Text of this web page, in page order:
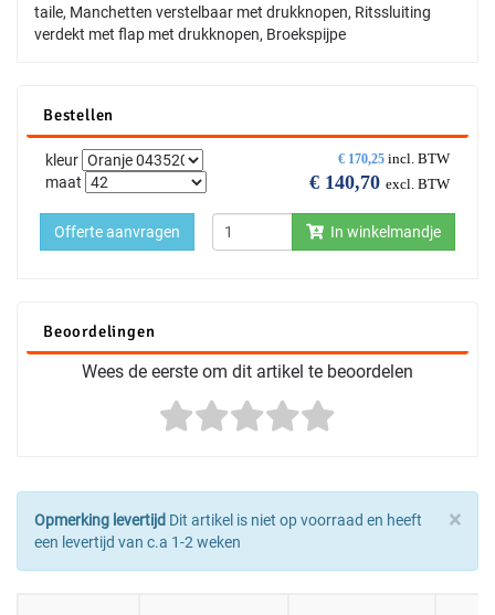
taile, Manchetten verstelbaar met drukknopen, Ritssluiting
verdekt met flap met drukknopen, Broekspijpe
Bestellen
€ 170,25 incl. BTW
€ 140,70 excl. BTW
kleur
maat
In winkelmandje
Offerte aanvragen
Beoordelingen
Wees de eerste om dit artikel te beoordelen
×
Opmerking levertijd Dit artikel is niet op voorraad en heeft
een levertijd van c.a 1-2 weken